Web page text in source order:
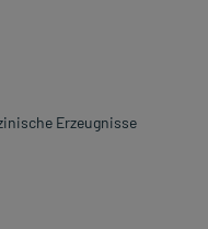
Erzeugnisse